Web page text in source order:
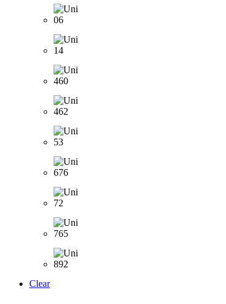
Clear